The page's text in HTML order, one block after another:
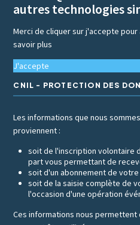
autres technologies
Merci de cliquer sur j'accepte
savoir plus
J'accepte
CNIL - PROTECTION DES
Les informations que nous
proviennent :
soit de l'inscription volontaire
part vous permettant de
soit d'un abonnement de
soit de la saisie complète de
l'occasion d'une opération
Ces informations nous permettent